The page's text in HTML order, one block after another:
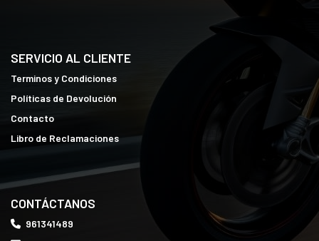
SERVICIO AL CLIENTE
Terminos y Condiciones
Políticas de Devolución
Contacto
Libro de Reclamaciones
CONTÁCTANOS
961341489